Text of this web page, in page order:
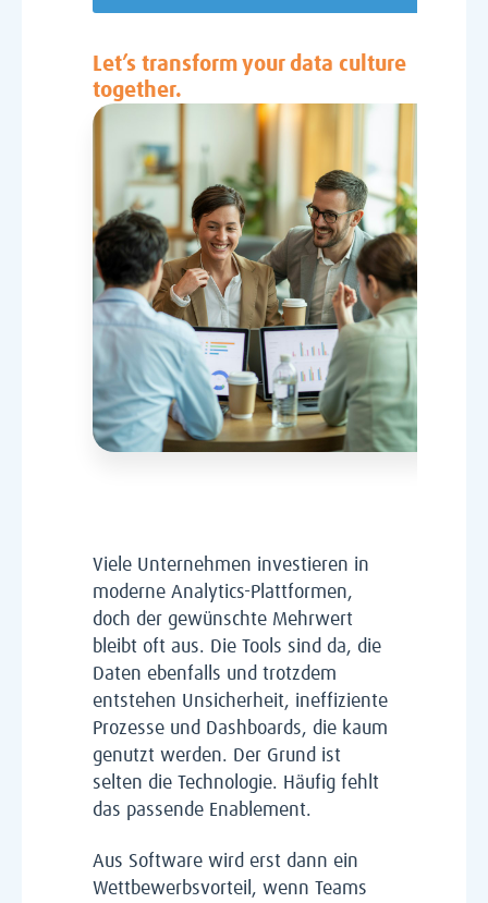
Let’s transform your data culture
together.
Viele Unternehmen investieren in
moderne Analytics-Plattformen,
doch der gewünschte Mehrwert
bleibt oft aus. Die Tools sind da, die
Daten ebenfalls und trotzdem
entstehen Unsicherheit, ineffiziente
Prozesse und Dashboards, die kaum
genutzt werden. Der Grund ist
selten die Technologie. Häufig fehlt
das passende Enablement.
Aus Software wird erst dann ein
Wettbewerbsvorteil, wenn Teams